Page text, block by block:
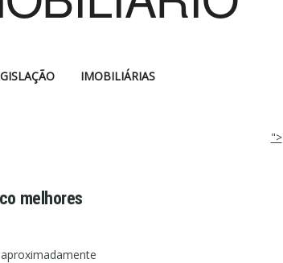
IMOBILIÁRIAS
melhores
">